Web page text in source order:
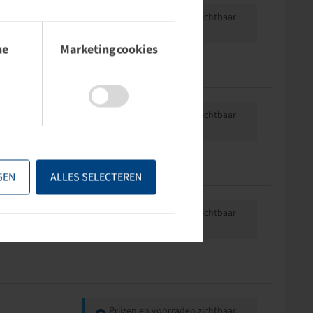
Marketingcookies
ALLES SELECTEREN
Prijzen en voorraden zichtbaar
Prijzen en voorraden zichtbaar
Prijzen en voorraden zichtbaar